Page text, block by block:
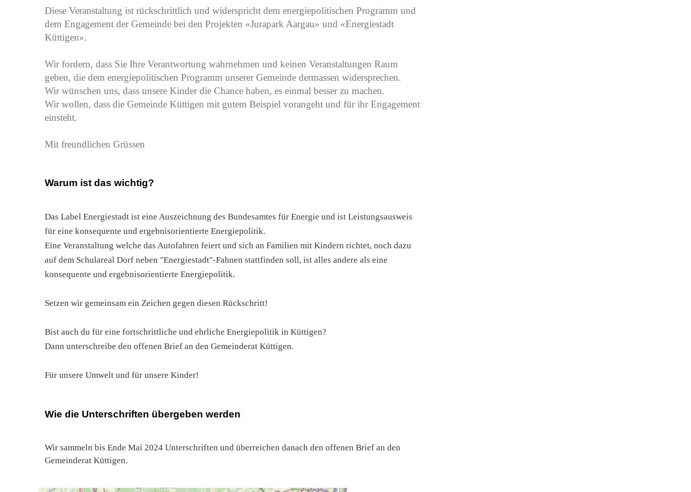
Diese Veranstaltung ist rückschrittlich und widerspricht dem energiepolitischen Programm und
dem Engagement der Gemeinde bei den Projekten «Jurapark Aargau» und «Energiestadt
Küttigen».
Wir fordern, dass Sie Ihre Verantwortung wahrnehmen und keinen Veranstaltungen Raum
geben, die dem energiepolitischen Programm unserer Gemeinde dermassen widersprechen.
Wir wünschen uns, dass unsere Kinder die Chance haben, es einmal besser zu machen.
Wir wollen, dass die Gemeinde Küttigen mit gutem Beispiel vorangeht und für ihr Engagement
einsteht.
Mit freundlichen Grüssen
Warum ist das wichtig?
Das Label Energiestadt ist eine Auszeichnung des Bundesamtes für Energie und ist Leistungsausweis
für eine konsequente und ergebnisorientierte Energiepolitik.
Eine Veranstaltung welche das Autofahren feiert und sich an Familien mit Kindern richtet, noch dazu
auf dem Schulareal Dorf neben "Energiestadt"-Fahnen stattfinden soll, ist alles andere als eine
konsequente und ergebnisorientierte Energiepolitik.
Setzen wir gemeinsam ein Zeichen gegen diesen Rückschritt!
Bist auch du für eine fortschrittliche und ehrliche Energiepolitik in Küttigen?
Dann unterschreibe den offenen Brief an den Gemeinderat Küttigen.
Für unsere Umwelt und für unsere Kinder!
Wie die Unterschriften übergeben werden
Wir sammeln bis Ende Mai 2024 Unterschriften und überreichen danach den offenen Brief an den
Gemeinderat Küttigen.